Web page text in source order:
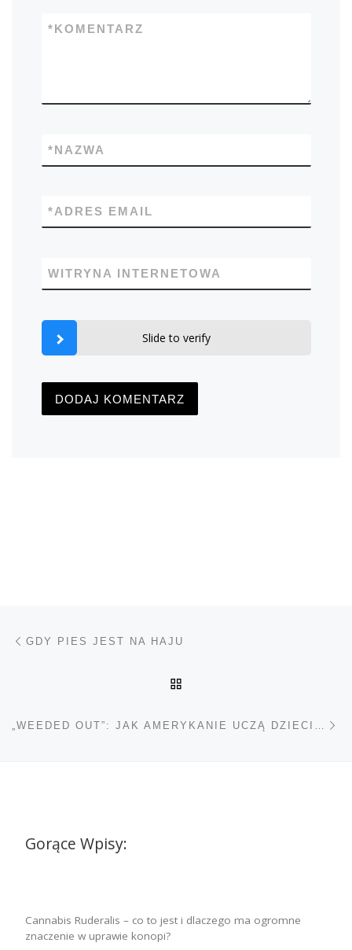
KOMENTARZ
*
NAZWA
*
ADRES EMAIL
*
WITRYNA INTERNETOWA
Slide to verify
Nawigacja wpisu
GDY PIES JEST NA HAJU
Gorące Wpisy:
Cannabis Ruderalis – co to jest i dlaczego ma ogromne
znaczenie w uprawie konopi?